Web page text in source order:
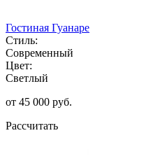
Гостиная Гуанаре
Стиль:
Современный
Цвет:
Светлый
от 45 000 руб.
Рассчитать